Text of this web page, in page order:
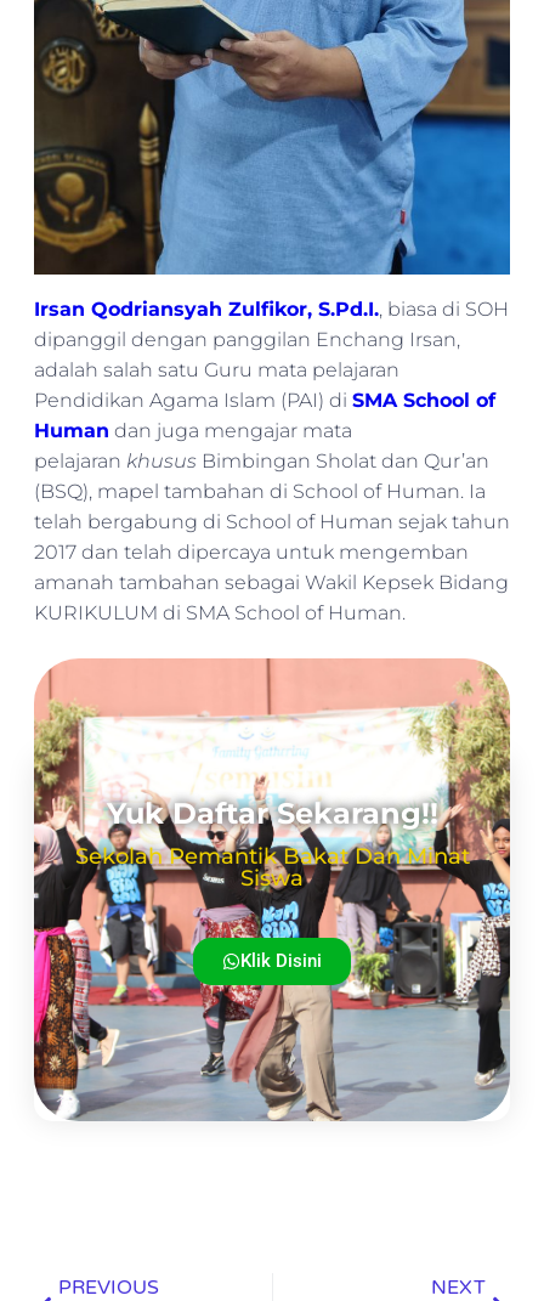
Irsan Qodriansyah Zulfikor, S.Pd.I., biasa di SOH
dipanggil dengan panggilan Enchang Irsan,
adalah salah satu Guru mata pelajaran
Pendidikan Agama Islam (PAI) di SMA School of
Human dan juga mengajar mata
pelajaran khusus Bimbingan Sholat dan Qur’an
(BSQ), mapel tambahan di School of Human. Ia
telah bergabung di School of Human sejak tahun
2017 dan telah dipercaya untuk mengemban
amanah tambahan sebagai Wakil Kepsek Bidang
KURIKULUM di SMA School of Human.
Yuk Daftar Sekarang!!
Sekolah Pemantik Bakat Dan Minat
Siswa
Klik Disini
PREVIOUS NEXT